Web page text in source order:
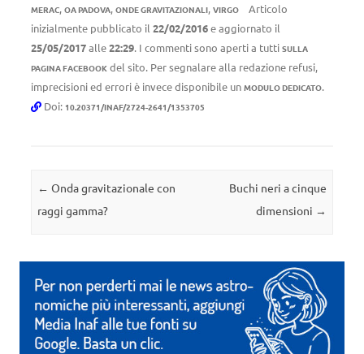
MERAC, OA PADOVA, ONDE GRAVITAZIONALI, VIRGO
Articolo
inizialmente pubblicato il 22/02/2016e aggiornato il
25/05/2017alle22:29. I commenti sono aperti a tutti SULLA
PAGINA FACEBOOK del sito. Per segnalare alla redazione refusi,
imprecisioni ed errori è invece disponibile un MODULO DEDICATO.
Doi: 10.20371/INAF/2724-2641/1353705
Navigazione articolo
← Onda gravitazionale con
raggi gamma?
Buchi neri a cinque
dimensioni →